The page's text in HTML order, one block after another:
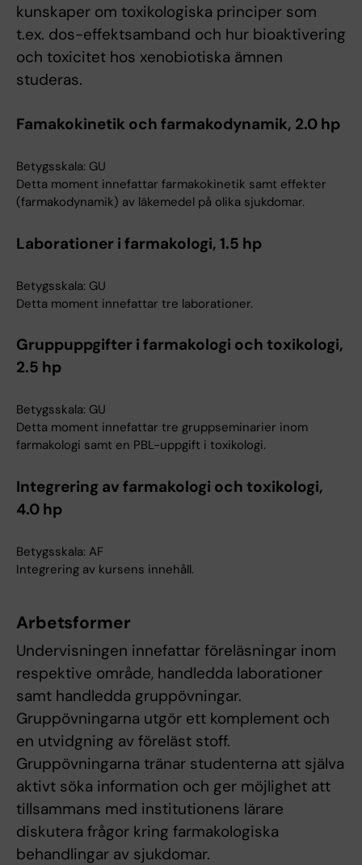
kunskaper om toxikologiska principer som
t.ex. dos-effektsamband och hur bioaktivering
och toxicitet hos xenobiotiska ämnen
studeras.
Famakokinetik och farmakodynamik, 2.0 hp
Betygsskala: GU
Detta moment innefattar farmakokinetik samt effekter
(farmakodynamik) av läkemedel på olika sjukdomar.
Laborationer i farmakologi, 1.5 hp
Betygsskala: GU
Detta moment innefattar tre laborationer.
Gruppuppgifter i farmakologi och toxikologi,
2.5 hp
Betygsskala: GU
Detta moment innefattar tre gruppseminarier inom
farmakologi samt en PBL-uppgift i toxikologi.
Integrering av farmakologi och toxikologi,
4.0 hp
Betygsskala: AF
Integrering av kursens innehåll.
Arbetsformer
Undervisningen innefattar föreläsningar inom
respektive område, handledda laborationer
samt handledda gruppövningar.
Gruppövningarna utgör ett komplement och
en utvidgning av föreläst stoff.
Gruppövningarna tränar studenterna att själva
aktivt söka information och ger möjlighet att
tillsammans med institutionens lärare
diskutera frågor kring farmakologiska
behandlingar av sjukdomar.